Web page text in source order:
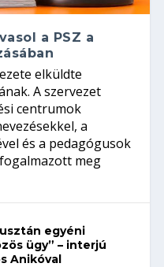
a PSZ a
elküldte
A szervezet
centrumok
a
és a pedagógusok
meg
egyéni
ügy” – interjú
Anikóval